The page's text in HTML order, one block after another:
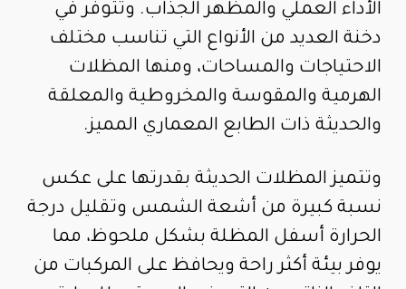
الأداء العملي والمظهر الجذاب. وتتوفر في
دخنة العديد من الأنواع التي تناسب مختلف
الاحتياجات والمساحات، ومنها المظلات
الهرمية والمقوسة والمخروطية والمعلقة
والحديثة ذات الطابع المعماري المميز.
وتتميز المظلات الحديثة بقدرتها على عكس
نسبة كبيرة من أشعة الشمس وتقليل درجة
الحرارة أسفل المظلة بشكل ملحوظ، مما
يوفر بيئة أكثر راحة ويحافظ على المركبات من